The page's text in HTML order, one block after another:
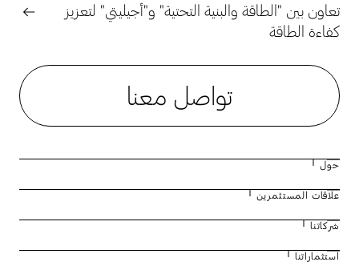
تعاون بين "الطاقة والبنية التحتية" و"أجيليتي" لتعزيز
كفاءة الطاقة
تواصل معنا
حول
القيادة الإدارية
علاقات المستثمرين
شركاتنا
استثماراتنا